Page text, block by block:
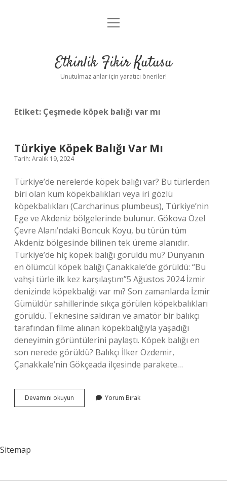
Anasayfa
Yasal Uyarı
menüyü
Etkinlik Fikir Kutusu
Unutulmaz anlar için yaratıcı öneriler!
Etiket: Çeşmede köpek balığı var mı
Türkiye Köpek Balığı Var Mı
Tarih: Aralık 19, 2024
Türkiye’de nerelerde köpek balığı var? Bu türlerden
biri olan kum köpekbalıkları veya iri gözlü
köpekbalıkları (Carcharinus plumbeus), Türkiye’nin
Ege ve Akdeniz bölgelerinde bulunur. Gökova Özel
Çevre Alanı’ndaki Boncuk Koyu, bu türün tüm
Akdeniz bölgesinde bilinen tek üreme alanıdır.
Türkiye’de hiç köpek balığı görüldü mü? Dünyanın
en ölümcül köpek balığı Çanakkale’de görüldü: “Bu
vahşi türle ilk kez karşılaştım”5 Ağustos 2024 İzmir
denizinde köpekbalığı var mı? Son zamanlarda İzmir
Gümüldür sahillerinde sıkça görülen köpekbalıkları
görüldü. Teknesine saldıran ve amatör bir balıkçı
tarafından filme alınan köpekbalığıyla yaşadığı
deneyimin görüntülerini paylaştı. Köpek balığı en
son nerede görüldü? Balıkçı İlker Özdemir,
Çanakkale’nin Gökçeada ilçesinde parakete…
Devamını okuyun
Köpek
Yorum Bırak
Sitemap